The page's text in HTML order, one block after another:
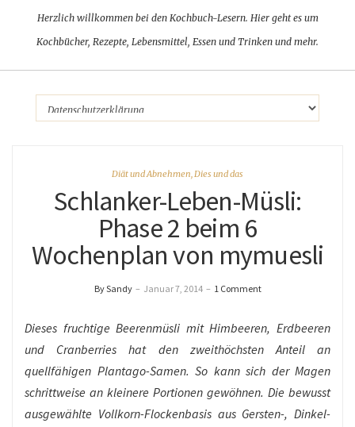
Herzlich willkommen bei den Kochbuch-Lesern. Hier geht es um
Kochbücher, Rezepte, Lebensmittel, Essen und Trinken und mehr.
Diät und Abnehmen,Dies und das
Schlanker-Leben-Müsli:
Phase 2 beim 6
Wochenplan von mymuesli
By Sandy – Januar 7, 2014 – 1 Comment
Dieses fruchtige Beerenmüsli mit Himbeeren, Erdbeeren
und Cranberries hat den zweithöchsten Anteil an
quellfähigen Plantago-Samen. So kann sich der Magen
schrittweise an kleinere Portionen gewöhnen. Die bewusst
ausgewählte Vollkorn-Flockenbasis aus Gersten-, Dinkel-